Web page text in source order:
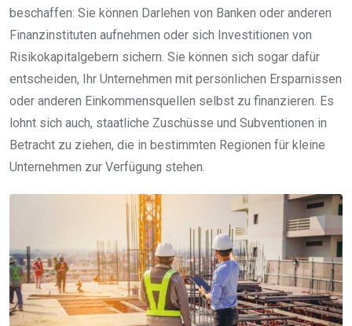
beschaffen: Sie können Darlehen von Banken oder anderen
Finanzinstituten aufnehmen oder sich Investitionen von
Risikokapitalgebern sichern. Sie können sich sogar dafür
entscheiden, Ihr Unternehmen mit persönlichen Ersparnissen
oder anderen Einkommensquellen selbst zu finanzieren. Es
lohnt sich auch, staatliche Zuschüsse und Subventionen in
Betracht zu ziehen, die in bestimmten Regionen für kleine
Unternehmen zur Verfügung stehen.